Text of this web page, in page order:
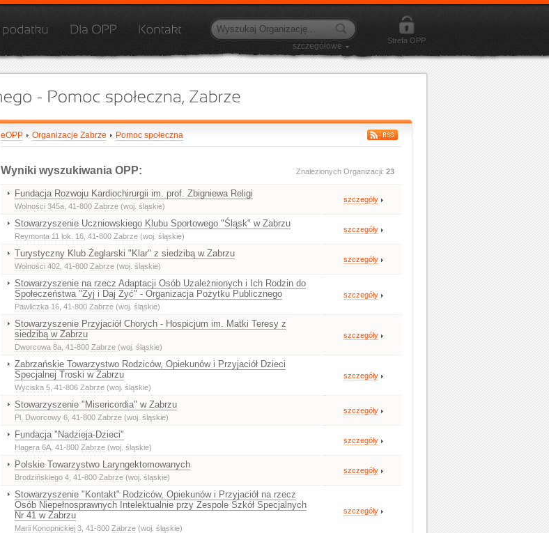
szczegółowe
Strefa OPP
eOPP Organizacje Zabrze Pomoc społeczna
Znalezionych Organizacji: 23
Wyniki wyszukiwania OPP:
Fundacja Rozwoju Kardiochirurgii im. prof. Zbigniewa Religi
Wolności 345a , 41-800 Zabrze (woj. śląskie)
szczegóły
Stowarzyszenie Uczniowskiego Klubu Sportowego "Śląsk" w Zabrzu
Reymonta 11 lok. 16 , 41-800 Zabrze (woj. śląskie)
szczegóły
Turystyczny Klub Żeglarski "Klar" z siedzibą w Zabrzu
Wolności 402 , 41-800 Zabrze (woj. śląskie)
szczegóły
Stowarzyszenie na rzecz Adaptacji Osób Uzależnionych i Ich Rodzin do
Społeczeństwa "Żyj i Daj Żyć" - Organizacja Pożytku Publicznego
Pawliczka 16 , 41-800 Zabrze (woj. śląskie)
szczegóły
Stowarzyszenie Przyjaciół Chorych - Hospicjum im. Matki Teresy z
siedzibą w Zabrzu
Dworcowa 8a , 41-800 Zabrze (woj. śląskie)
szczegóły
Zabrzańskie Towarzystwo Rodziców, Opiekunów i Przyjaciół Dzieci
Specjalnej Troski w Zabrzu
Wyciska 5 , 41-806 Zabrze (woj. śląskie)
szczegóły
Stowarzyszenie "Misericordia" w Zabrzu
Pl. Dworcowy 6 , 41-800 Zabrze (woj. śląskie)
szczegóły
Fundacja "Nadzieja-Dzieci"
Hagera 6A , 41-800 Zabrze (woj. śląskie)
szczegóły
Polskie Towarzystwo Laryngektomowanych
Brodzińskiego 4 , 41-800 Zabrze (woj. śląskie)
szczegóły
Stowarzyszenie "Kontakt" Rodziców, Opiekunów i Przyjaciół na rzecz
Osób Niepełnosprawnych Intelektualnie przy Zespole Szkół Specjalnych
Nr 41 w Zabrzu
Marii Konopnickiej 3 , 41-800 Zabrze (woj. śląskie)
szczegóły